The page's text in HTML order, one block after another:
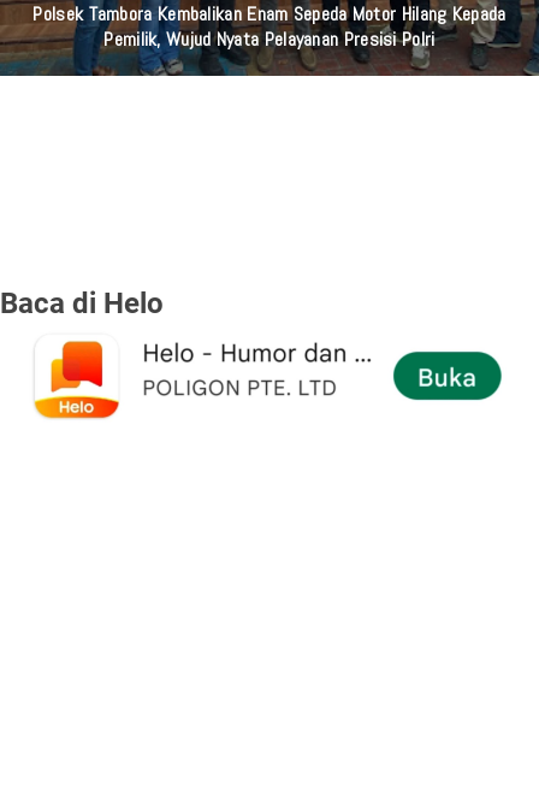
Polsek Tambora Kembalikan Enam Sepeda Motor Hilang Kepada
Pemilik, Wujud Nyata Pelayanan Presisi Polri
Baca di Helo